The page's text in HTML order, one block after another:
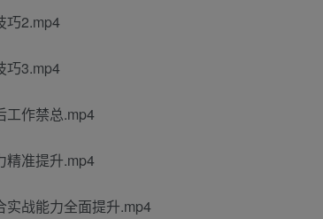
巧2.mp4
巧3.mp4
工作禁总.mp4
准提升.mp4
战能力全面提升.mp4